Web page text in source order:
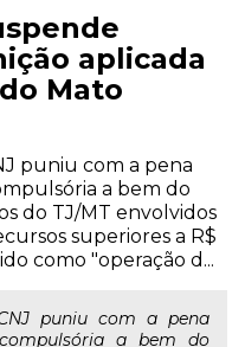
aplicada
Mato
puniu com a pena
a bem do
do TJ/MT envolvidos
superiores a R$
como "operação d...
puniu com a pena
a bem do